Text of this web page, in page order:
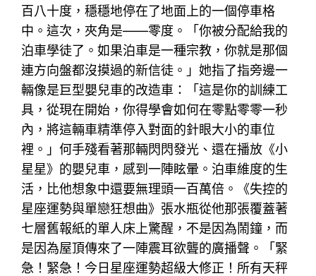
百八十度，穩穩地停在了地面上的一個停車格
中。這次，夾角是——零度。「你被分配給我的
泊車學徒了。如果泊車是一種宗教，你就是那個
連方向盤都沒摸過的新信徒。」她指了指旁邊一
輛像是巨型嬰兒車的改造車：「這是你的訓練工
具，從現在開始，你得學會如何在零點零零一秒
內，將這輛車精準停入對面的針眼大小的車位
裡。」何手殘看著那輛閃閃發光、還在播放《小
星星》的嬰兒車，感到一陣眩暈。泊車維度的生
活，比他想象中還要無理頭一百萬倍。《失控的
星座運勢與單戀狂想曲》張水瓶從他那張覆蓋著
七層舊報紙的單人床上驚醒，不是因為鬧鐘，而
是因為屋頂傳來了一陣震耳欲聾的廣播聲。「緊
急！緊急！今日星座運勢超級大修正！所有天秤